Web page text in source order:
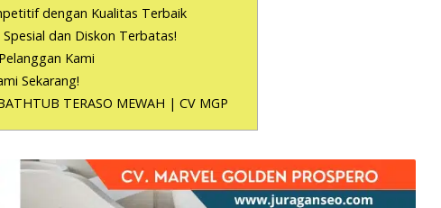
dengan Kualitas Terbaik
Spesial dan Diskon Terbatas!
Kami
Sekarang!
TERASO MEWAH | CV MGP